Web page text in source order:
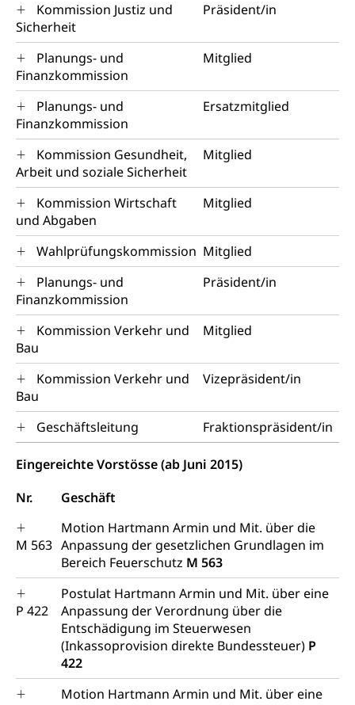
Kommission Justiz und
Sicherheit
Präsident/in
Planungs- und
Finanzkommission
Mitglied
Planungs- und
Finanzkommission
Ersatzmitglied
Kommission Gesundheit,
Arbeit und soziale Sicherheit
Mitglied
Kommission Wirtschaft
und Abgaben
Mitglied
Wahlprüfungskommission Mitglied
Planungs- und
Finanzkommission
Präsident/in
Kommission Verkehr und
Bau
Mitglied
Kommission Verkehr und
Bau
Vizepräsident/in
Geschäftsleitung Fraktionspräsident/in
Eingereichte Vorstösse (ab Juni 2015)
Nr.
Geschäft
M 563
Motion Hartmann Armin und Mit. über die
Anpassung der gesetzlichen Grundlagen im
Bereich Feuerschutz M 563
P 422
Postulat Hartmann Armin und Mit. über eine
Anpassung der Verordnung über die
Entschädigung im Steuerwesen
(Inkassoprovision direkte Bundessteuer) P
422
Motion Hartmann Armin und Mit. über eine